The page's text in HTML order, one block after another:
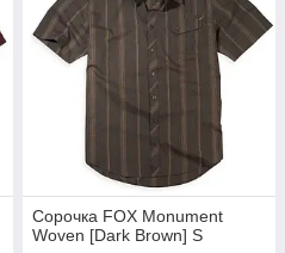
Сорочка FOX Monument
Woven [Dark Brown] S